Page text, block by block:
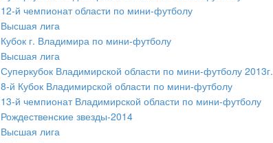
12-й чемпионат области по мини-футболу
Высшая лига
Кубок г. Владимира по мини-футболу
Высшая лига
Суперкубок Владимирской области по мини-футболу 2013г.
8-й Кубок Владимирской области по мини-футболу
13-й чемпионат Владимирской области по мини-футболу
Рождественские звезды-2014
Высшая лига